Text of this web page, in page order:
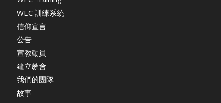
WEC 訓練系統
信仰宣言
公告
宣教動員
建立教會
我們的團隊
故事